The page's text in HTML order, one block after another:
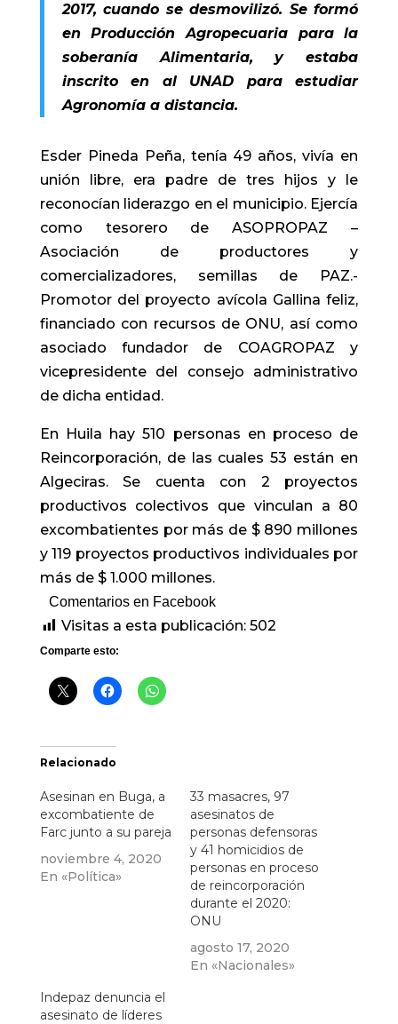
2017, cuando se desmovilizó. Se formó
en Producción Agropecuaria para la
soberanía Alimentaria, y estaba
inscrito en al UNAD para estudiar
Agronomía a distancia.
Esder Pineda Peña, tenía 49 años, vivía en
unión libre, era padre de tres hijos y le
reconocían liderazgo en el municipio. Ejercía
como tesorero de ASOPROPAZ –
Asociación de productores y
comercializadores, semillas de PAZ.-
Promotor del proyecto avícola Gallina feliz,
financiado con recursos de ONU, así como
asociado fundador de COAGROPAZ y
vicepresidente del consejo administrativo
de dicha entidad.
En Huila hay 510 personas en proceso de
Reincorporación, de las cuales 53 están en
Algeciras. Se cuenta con 2 proyectos
productivos colectivos que vinculan a 80
excombatientes por más de $ 890 millones
y 119 proyectos productivos individuales por
más de $ 1.000 millones.
Comentarios en Facebook
Visitas a esta publicación: 502
Comparte esto:
Relacionado
Asesinan en Buga, a
excombatiente de
Farc junto a su pareja
noviembre 4, 2020
En «Política»
33 masacres, 97
asesinatos de
personas defensoras
y 41 homicidios de
personas en proceso
de reincorporación
durante el 2020:
ONU
agosto 17, 2020
En «Nacionales»
Indepaz denuncia el
asesinato de líderes